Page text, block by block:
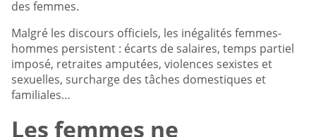
des femmes.
Malgré les discours officiels, les inégalités femmes-
hommes persistent : écarts de salaires, temps partiel
imposé, retraites amputées, violences sexistes et
sexuelles, surcharge des tâches domestiques et
familiales…
Les femmes ne